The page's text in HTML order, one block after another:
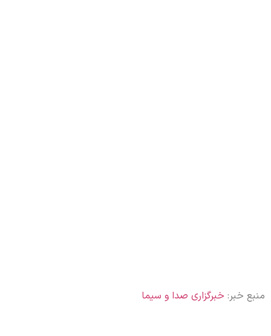
منبع خبر: خبرگزاری صدا و سیما